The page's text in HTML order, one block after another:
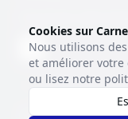
FR
Conditions
Cookies sur
Nous utilisons
et améliorer votre
ou lisez notre